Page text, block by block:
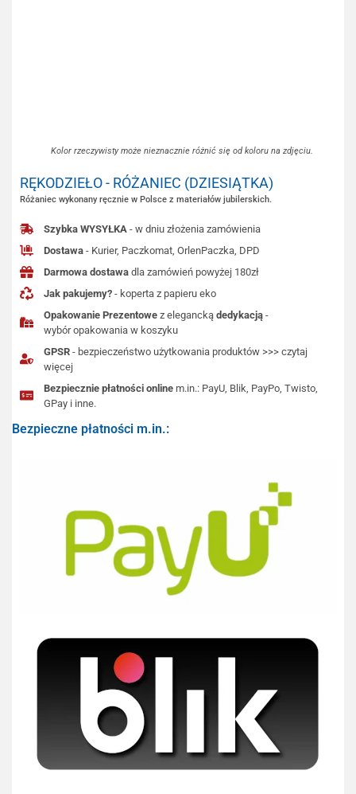
Kolor rzeczywisty może nieznacznie różnić się od koloru na zdjęciu.
RĘKODZIEŁO - RÓŻANIEC (DZIESIĄTKA)
Różaniec wykonany ręcznie w Polsce z materiałów jubilerskich.
Szybka WYSYŁKA - w dniu złożenia zamówienia
Dostawa - Kurier, Paczkomat, OrlenPaczka, DPD
Darmowa dostawa dla zamówień powyżej 180zł
Jak pakujemy? - koperta z papieru eko
Opakowanie Prezentowe z eleganckądedykacją -
wybór opakowania w koszyku
GPSR - bezpieczeństwo użytkowania produktów >>> czytaj
więcej
Bezpiecznie płatności online m.in.: PayU, Blik, PayPo, Twisto,
GPay i inne.
Bezpieczne płatności m.in.: